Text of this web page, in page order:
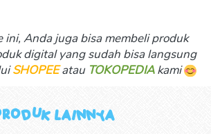
ini, Anda juga bisa membeli produk
digital yang sudah bisa langsung
SHOPEE atau TOKOPEDIA kami
Lainnya